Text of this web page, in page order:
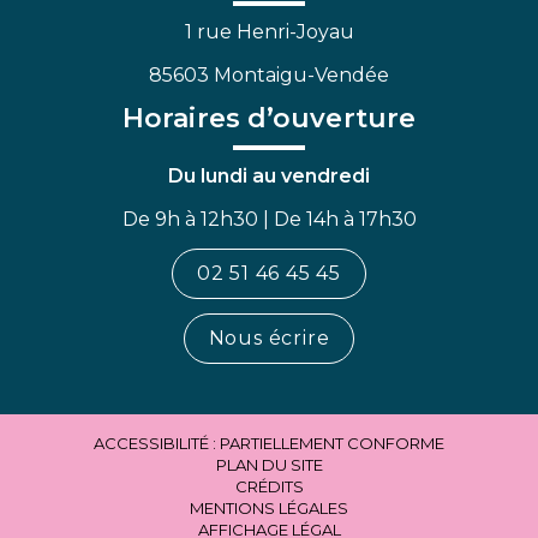
1 rue Henri-Joyau
85603 Montaigu-Vendée
Horaires d’ouverture
Du lundi au vendredi
De 9h à 12h30 | De 14h à 17h30
02 51 46 45 45
Nous écrire
ACCESSIBILITÉ : PARTIELLEMENT CONFORME
PLAN DU SITE
CRÉDITS
MENTIONS LÉGALES
AFFICHAGE LÉGAL